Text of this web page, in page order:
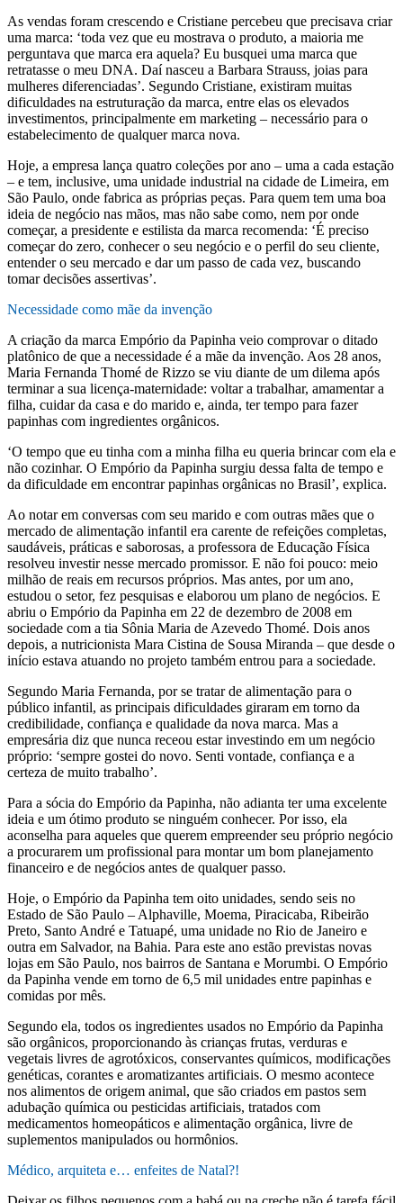
As vendas foram crescendo e Cristiane percebeu que precisava criar
uma marca: ‘toda vez que eu mostrava o produto, a maioria me
perguntava que marca era aquela? Eu busquei uma marca que
retratasse o meu DNA. Daí nasceu a Barbara Strauss, joias para
mulheres diferenciadas’. Segundo Cristiane, existiram muitas
dificuldades na estruturação da marca, entre elas os elevados
investimentos, principalmente em marketing – necessário para o
estabelecimento de qualquer marca nova.
Hoje, a empresa lança quatro coleções por ano – uma a cada estação
– e tem, inclusive, uma unidade industrial na cidade de Limeira, em
São Paulo, onde fabrica as próprias peças. Para quem tem uma boa
ideia de negócio nas mãos, mas não sabe como, nem por onde
começar, a presidente e estilista da marca recomenda: ‘É preciso
começar do zero, conhecer o seu negócio e o perfil do seu cliente,
entender o seu mercado e dar um passo de cada vez, buscando
tomar decisões assertivas’.
Necessidade como mãe da invenção
A criação da marca Empório da Papinha veio comprovar o ditado
platônico de que a necessidade é a mãe da invenção. Aos 28 anos,
Maria Fernanda Thomé de Rizzo se viu diante de um dilema após
terminar a sua licença-maternidade: voltar a trabalhar, amamentar a
filha, cuidar da casa e do marido e, ainda, ter tempo para fazer
papinhas com ingredientes orgânicos.
‘O tempo que eu tinha com a minha filha eu queria brincar com ela e
não cozinhar. O Empório da Papinha surgiu dessa falta de tempo e
da dificuldade em encontrar papinhas orgânicas no Brasil’, explica.
Ao notar em conversas com seu marido e com outras mães que o
mercado de alimentação infantil era carente de refeições completas,
saudáveis, práticas e saborosas, a professora de Educação Física
resolveu investir nesse mercado promissor. E não foi pouco: meio
milhão de reais em recursos próprios. Mas antes, por um ano,
estudou o setor, fez pesquisas e elaborou um plano de negócios. E
abriu o Empório da Papinha em 22 de dezembro de 2008 em
sociedade com a tia Sônia Maria de Azevedo Thomé. Dois anos
depois, a nutricionista Mara Cistina de Sousa Miranda – que desde o
início estava atuando no projeto também entrou para a sociedade.
Segundo Maria Fernanda, por se tratar de alimentação para o
público infantil, as principais dificuldades giraram em torno da
credibilidade, confiança e qualidade da nova marca. Mas a
empresária diz que nunca receou estar investindo em um negócio
próprio: ‘sempre gostei do novo. Senti vontade, confiança e a
certeza de muito trabalho’.
Para a sócia do Empório da Papinha, não adianta ter uma excelente
ideia e um ótimo produto se ninguém conhecer. Por isso, ela
aconselha para aqueles que querem empreender seu próprio negócio
a procurarem um profissional para montar um bom planejamento
financeiro e de negócios antes de qualquer passo.
Hoje, o Empório da Papinha tem oito unidades, sendo seis no
Estado de São Paulo – Alphaville, Moema, Piracicaba, Ribeirão
Preto, Santo André e Tatuapé, uma unidade no Rio de Janeiro e
outra em Salvador, na Bahia. Para este ano estão previstas novas
lojas em São Paulo, nos bairros de Santana e Morumbi. O Empório
da Papinha vende em torno de 6,5 mil unidades entre papinhas e
comidas por mês.
Segundo ela, todos os ingredientes usados no Empório da Papinha
são orgânicos, proporcionando às crianças frutas, verduras e
vegetais livres de agrotóxicos, conservantes químicos, modificações
genéticas, corantes e aromatizantes artificiais. O mesmo acontece
nos alimentos de origem animal, que são criados em pastos sem
adubação química ou pesticidas artificiais, tratados com
medicamentos homeopáticos e alimentação orgânica, livre de
suplementos manipulados ou hormônios.
Médico, arquiteta e… enfeites de Natal?!